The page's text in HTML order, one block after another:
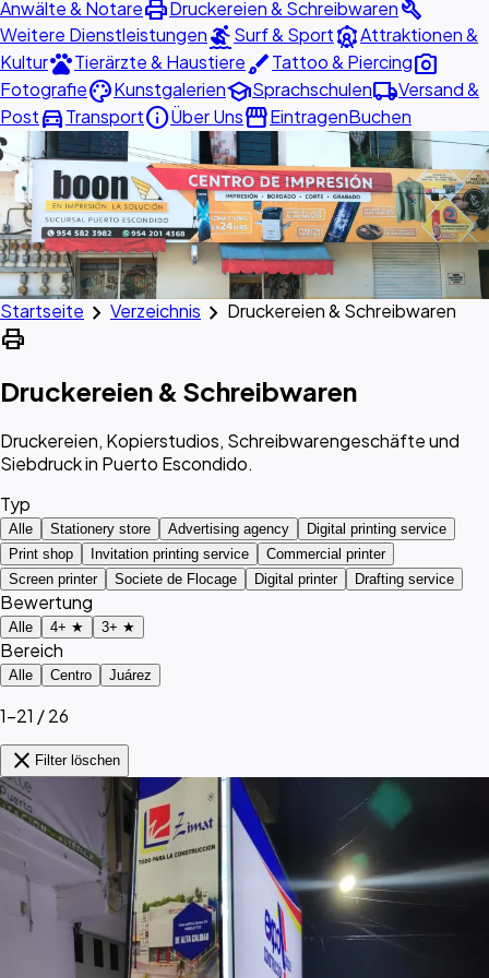
Anwälte & NotareprintDruckereien & Schreibwarenbuild
Weitere DienstleistungensurfingSurf & SportattractionsAttraktionen &
KulturpetsTierärzte & HaustierebrushTattoo & Piercingphoto_camera
FotografiepaletteKunstgalerienschoolSprachschulenlocal_shippingVersand &
Postdirections_carTransportinfoÜber UnsstorefrontEintragenBuchen
Startseite chevron_right Verzeichnis chevron_right Druckereien & Schreibwaren
print
Druckereien & Schreibwaren
Druckereien, Kopierstudios, Schreibwarengeschäfte und
Siebdruck in Puerto Escondido.
Typ
Alle Stationery store Advertising agency
Digital printing service
Print shop
Invitation printing service
Commercial printer
Screen printer
Societe de Flocage Digital printer Drafting service
Bewertung
Alle 4+ ★ 3+ ★
Bereich
Alle Centro Juárez
1–21 / 26
close Filter löschen